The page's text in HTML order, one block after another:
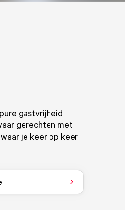
gastvrijheid
gerechten met
je keer op keer